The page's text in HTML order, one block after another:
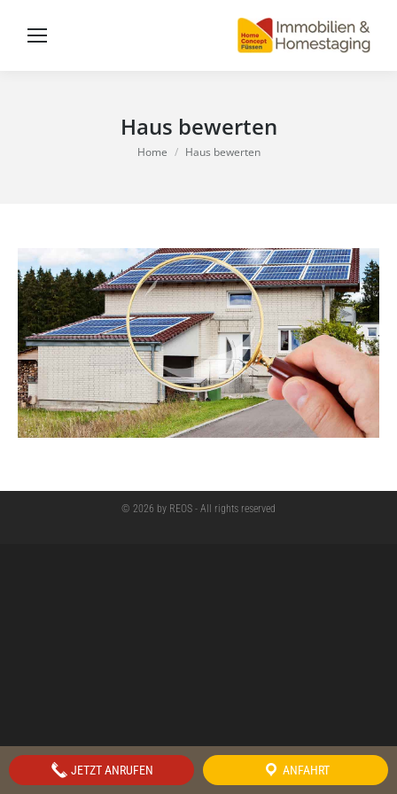
Haus bewerten
You are here:
Home Haus bewerten
© 2026 by REOS - All rights reserved
JETZT ANRUFEN ANFAHRT